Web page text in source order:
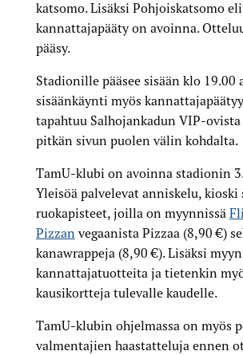
katsomo. Lisäksi Pohjoiskatsomo eli
kannattajapääty on avoinna.
pääsy.
Stadionille pääsee sisään klo 19.00
sisäänkäynti myös
tapahtuu Salhojankadun VIP-ovista
pitkän sivun puolen välin kohdalta.
TamU-klubi on avoinna stadionin 3.
Yleisöä palvelevat anniskelu, kioski
ruokapisteet, joilla on myynnissä
Pizzan vegaanista Pizzaa (8,90 €)
kanawrappeja (8,90 €). Lisäksi
kannattajatuotteita ja tietenkin
kausikortteja tulevalle kaudelle.
⁠TamU-klubin ohjelmassa on myös
valmentajien haastatteluja ennen